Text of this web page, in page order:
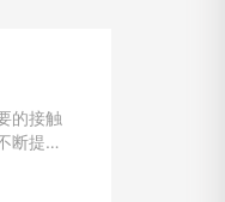
的接触
断提
开，